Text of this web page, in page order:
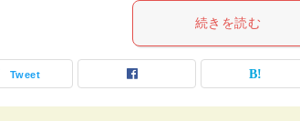
続きを読む
Tweet